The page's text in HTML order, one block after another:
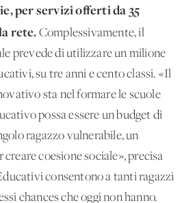
per servizi offerti da 35
rete. Complessivamente, il
prevede di utilizzare un milione
su tre anni e cento classi. «Il
sta nel formare le scuole
possa essere un budget di
ragazzo vulnerabile, un
creare coesione sociale», precisa
consentono a tanti ragazzi
chances che oggi non hanno.